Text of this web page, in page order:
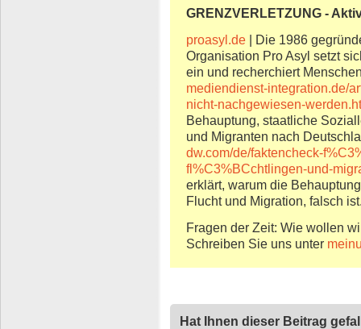
GRENZVERLETZUNG -
proasyl.de | Die 1986
Organisation Pro Asyl setzt
ein und recherchiert
mediendienst-integration.de/
nicht-nachgewiesen-
Behauptung, staatliche
und Migranten nach
dw.com/de/faktencheck-
fl%C3%BCchtlingen-und-
erklärt, warum die
Flucht und Migration, falsch
Fragen der Zeit: Wie wollen
Schreiben Sie uns unter
Hat Ihnen dieser Beitrag